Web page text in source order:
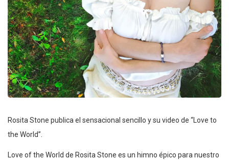
Rosita Stone publica el sensacional sencillo y su video de “Love to
the World”.
Love of the World de Rosita Stone es un himno épico para nuestro